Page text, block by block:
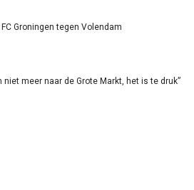
Groningen tegen Volendam
niet meer naar de Grote Markt, het is te druk”